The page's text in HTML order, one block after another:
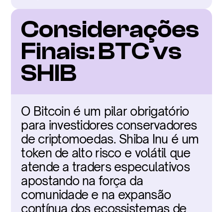
Considerações
Finais: BTC vs
SHIB
O Bitcoin é um pilar obrigatório
para investidores conservadores
de criptomoedas. Shiba Inu é um
token de alto risco e volátil que
atende a traders especulativos
apostando na força da
comunidade e na expansão
contínua dos ecossistemas de